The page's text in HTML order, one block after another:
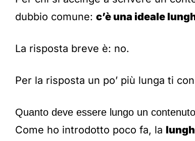
dubbio comune: c’è una ideale
La risposta breve è: no.
Per la risposta un po’ più lunga ti
Quanto deve essere lungo un
Come ho introdotto poco fa, la